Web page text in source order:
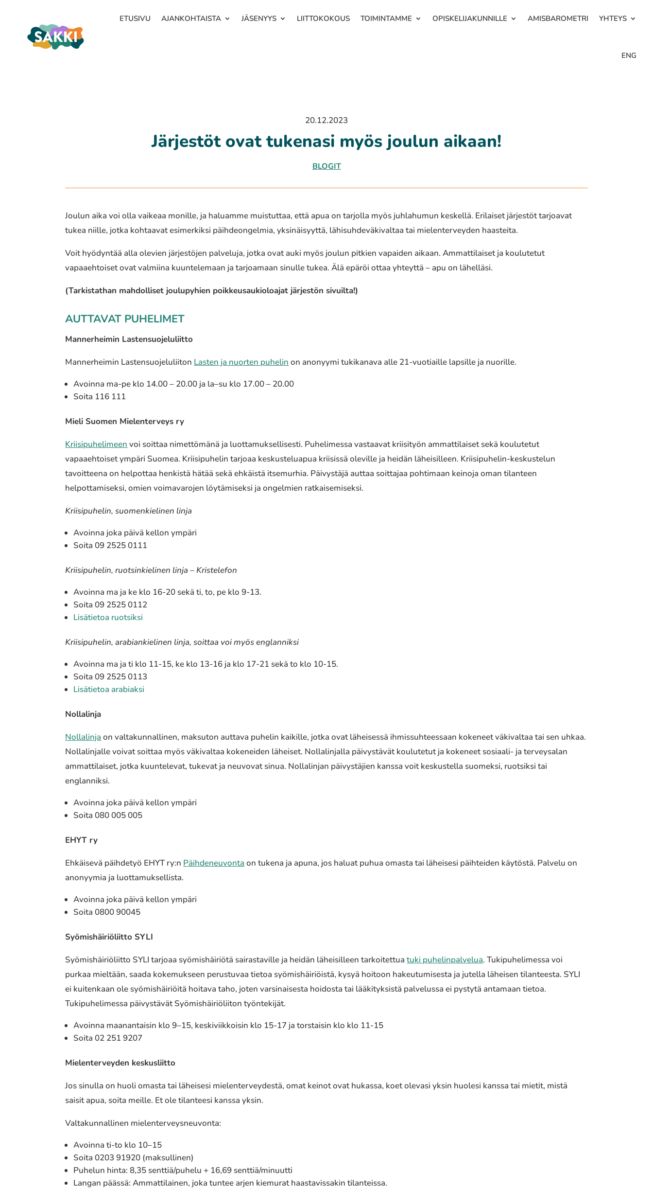
ETUSIVU AJANKOHTAISTA JÄSENYYS LIITTOKOKOUS TOIMINTAMME OPISKELIJAKUNNILLE AMISBAROMETRI YHTEYS
ENG
20.12.2023
Järjestöt ovat tukenasi myös joulun aikaan!
BLOGIT
Joulun aika voi olla vaikeaa monille, ja haluamme muistuttaa, että apua on tarjolla myös juhlahumun keskellä. Erilaiset järjestöt tarjoavat
tukea niille, jotka kohtaavat esimerkiksi päihdeongelmia, yksinäisyyttä, lähisuhdeväkivaltaa tai mielenterveyden haasteita.
Voit hyödyntää alla olevien järjestöjen palveluja, jotka ovat auki myös joulun pitkien vapaiden aikaan. Ammattilaiset ja koulutetut
vapaaehtoiset ovat valmiina kuuntelemaan ja tarjoamaan sinulle tukea. Älä epäröi ottaa yhteyttä – apu on lähelläsi.
(Tarkistathan mahdolliset joulupyhien poikkeusaukioloajat järjestön sivuilta!)
AUTTAVAT PUHELIMET
Mannerheimin Lastensuojeluliitto
Mannerheimin Lastensuojeluliiton Lasten ja nuorten puhelin on anonyymi tukikanava alle 21-vuotiaille lapsille ja nuorille.
Avoinna ma-pe klo 14.00 – 20.00 ja la–su klo 17.00 – 20.00
Soita 116 111
Mieli Suomen Mielenterveys ry
Kriisipuhelimeen voi soittaa nimettömänä ja luottamuksellisesti. Puhelimessa vastaavat kriisityön ammattilaiset sekä koulutetut
vapaaehtoiset ympäri Suomea. Kriisipuhelin tarjoaa keskusteluapua kriisissä oleville ja heidän läheisilleen. Kriisipuhelin-keskustelun
tavoitteena on helpottaa henkistä hätää sekä ehkäistä itsemurhia. Päivystäjä auttaa soittajaa pohtimaan keinoja oman tilanteen
helpottamiseksi, omien voimavarojen löytämiseksi ja ongelmien ratkaisemiseksi.
Kriisipuhelin, suomenkielinen linja
Avoinna joka päivä kellon ympäri
Soita 09 2525 0111
Kriisipuhelin, ruotsinkielinen linja – Kristelefon
Avoinna ma ja ke klo 16-20 sekä ti, to, pe klo 9-13.
Soita 09 2525 0112
Lisätietoa ruotsiksi
Kriisipuhelin, arabiankielinen linja, soittaa voi myös englanniksi
Avoinna ma ja ti klo 11-15, ke klo 13-16 ja klo 17-21 sekä to klo 10-15.
Soita 09 2525 0113
Lisätietoa arabiaksi
Nollalinja
Nollalinja on valtakunnallinen, maksuton auttava puhelin kaikille, jotka ovat läheisessä ihmissuhteessaan kokeneet väkivaltaa tai sen uhkaa.
Nollalinjalle voivat soittaa myös väkivaltaa kokeneiden läheiset. Nollalinjalla päivystävät koulutetut ja kokeneet sosiaali- ja terveysalan
ammattilaiset, jotka kuuntelevat, tukevat ja neuvovat sinua. Nollalinjan päivystäjien kanssa voit keskustella suomeksi, ruotsiksi tai
englanniksi.
Avoinna joka päivä kellon ympäri
Soita 080 005 005
EHYT ry
Ehkäisevä päihdetyö EHYT ry:n Päihdeneuvonta on tukena ja apuna, jos haluat puhua omasta tai läheisesi päihteiden käytöstä. Palvelu on
anonyymia ja luottamuksellista.
Avoinna joka päivä kellon ympäri
Soita 0800 90045
Syömishäiriöliitto SYLI
Syömishäiriöliitto SYLI tarjoaa syömishäiriötä sairastaville ja heidän läheisilleen tarkoitettuatuki puhelinpalvelua. Tukipuhelimessa voi
purkaa mieltään, saada kokemukseen perustuvaa tietoa syömishäiriöistä, kysyä hoitoon hakeutumisesta ja jutella läheisen tilanteesta. SYLI
ei kuitenkaan ole syömishäiriöitä hoitava taho, joten varsinaisesta hoidosta tai lääkityksistä palvelussa ei pystytä antamaan tietoa.
Tukipuhelimessa päivystävät Syömishäiriöliiton työntekijät.
Avoinna maanantaisin klo 9–15, keskiviikkoisin klo 15-17 ja torstaisin klo klo 11-15
Soita 02 251 9207
Mielenterveyden keskusliitto
Jos sinulla on huoli omasta tai läheisesi mielenterveydestä, omat keinot ovat hukassa, koet olevasi yksin huolesi kanssa tai mietit, mistä
saisit apua, soita meille. Et ole tilanteesi kanssa yksin.
Valtakunnallinen mielenterveysneuvonta:
Avoinna ti-to klo 10–15
Soita 0203 91920 (maksullinen)
Puhelun hinta: 8,35 senttiä/puhelu + 16,69 senttiä/minuutti
Langan päässä: Ammattilainen, joka tuntee arjen kiemurat haastavissakin tilanteissa.